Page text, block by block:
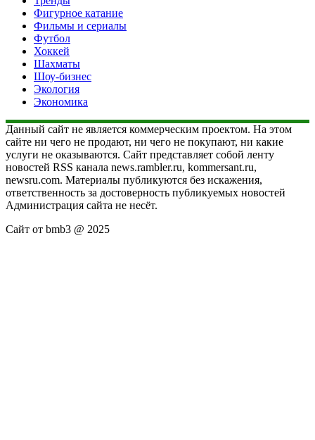
Фигурное катание
Фильмы и сериалы
Футбол
Хоккей
Шахматы
Шоу-бизнес
Экология
Экономика
Данный сайт не является коммерческим проектом. На этом
сайте ни чего не продают, ни чего не покупают, ни какие
услуги не оказываются. Сайт представляет собой ленту
новостей RSS канала news.rambler.ru, kommersant.ru,
newsru.com. Материалы публикуются без искажения,
ответственность за достоверность публикуемых новостей
Администрация сайта не несёт.
Сайт от bmb3 @ 2025